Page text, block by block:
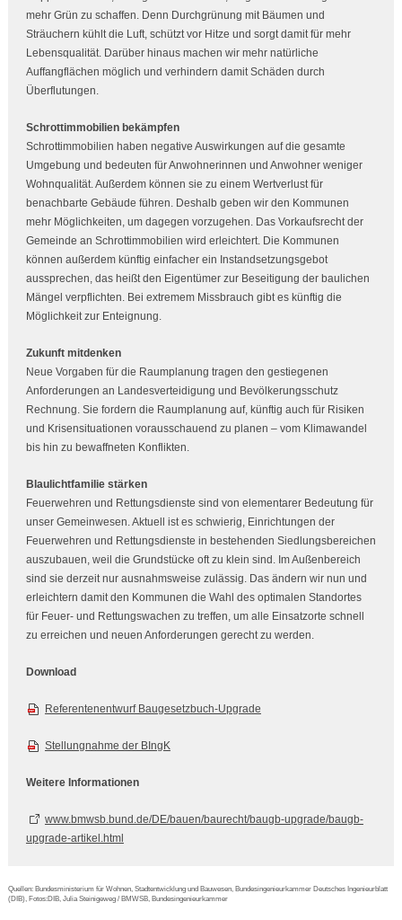
mehr Grün zu schaffen. Denn Durchgrünung mit Bäumen und
Sträuchern kühlt die Luft, schützt vor Hitze und sorgt damit für mehr
Lebensqualität. Darüber hinaus machen wir mehr natürliche
Auffangflächen möglich und verhindern damit Schäden durch
Überflutungen.
Schrottimmobilien bekämpfen
Schrottimmobilien haben negative Auswirkungen auf die gesamte
Umgebung und bedeuten für Anwohnerinnen und Anwohner weniger
Wohnqualität. Außerdem können sie zu einem Wertverlust für
benachbarte Gebäude führen. Deshalb geben wir den Kommunen
mehr Möglichkeiten, um dagegen vorzugehen. Das Vorkaufsrecht der
Gemeinde an Schrottimmobilien wird erleichtert. Die Kommunen
können außerdem künftig einfacher ein Instandsetzungsgebot
aussprechen, das heißt den Eigentümer zur Beseitigung der baulichen
Mängel verpflichten. Bei extremem Missbrauch gibt es künftig die
Möglichkeit zur Enteignung.
Zukunft mitdenken
Neue Vorgaben für die Raumplanung tragen den gestiegenen
Anforderungen an Landesverteidigung und Bevölkerungsschutz
Rechnung. Sie fordern die Raumplanung auf, künftig auch für Risiken
und Krisensituationen vorausschauend zu planen – vom Klimawandel
bis hin zu bewaffneten Konflikten.
Blaulichtfamilie stärken
Feuerwehren und Rettungsdienste sind von elementarer Bedeutung für
unser Gemeinwesen. Aktuell ist es schwierig, Einrichtungen der
Feuerwehren und Rettungsdienste in bestehenden Siedlungsbereichen
auszubauen, weil die Grundstücke oft zu klein sind. Im Außenbereich
sind sie derzeit nur ausnahmsweise zulässig. Das ändern wir nun und
erleichtern damit den Kommunen die Wahl des optimalen Standortes
für Feuer- und Rettungswachen zu treffen, um alle Einsatzorte schnell
zu erreichen und neuen Anforderungen gerecht zu werden.
Download
Referentenentwurf Baugesetzbuch-Upgrade
Stellungnahme der BIngK
Weitere Informationen
www.bmwsb.bund.de/DE/bauen/baurecht/baugb-upgrade/baugb-
upgrade-artikel.html
Quellen: Bundesministerium für Wohnen, Stadtentwicklung und Bauwesen, Bundesingenieurkammer Deutsches Ingenieurblatt
(DIB), Fotos:DIB, Julia Steinigeweg / BMWSB, Bundesingenieurkammer